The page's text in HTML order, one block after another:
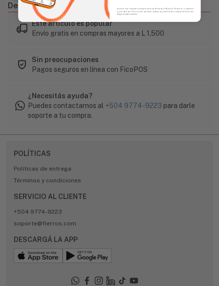
Descripción
Este artículo es popular
Envío gratis en compras mayores a L 1,500
Sin preocupaciones
Pagos seguros en línea con FicoPOS
¿Necesitás ayuda?
Puedes contactarnos al +504 9774-9223 para darle
soporte a tu compra.
POLÍTICAS
Políticas de entrega
Términos y condiciones
SERVICIO AL CLIENTE
+504 9774-9223
soporte@fierros.com
DESCARGÁ LA APP
Al enviar este formulario, aceptás nuestros Términos y Política de Privacidad, y consentís
recibir correos de Fierros con novedades, productos y eventos. Este consentimiento no es
obligatorio para comprar.